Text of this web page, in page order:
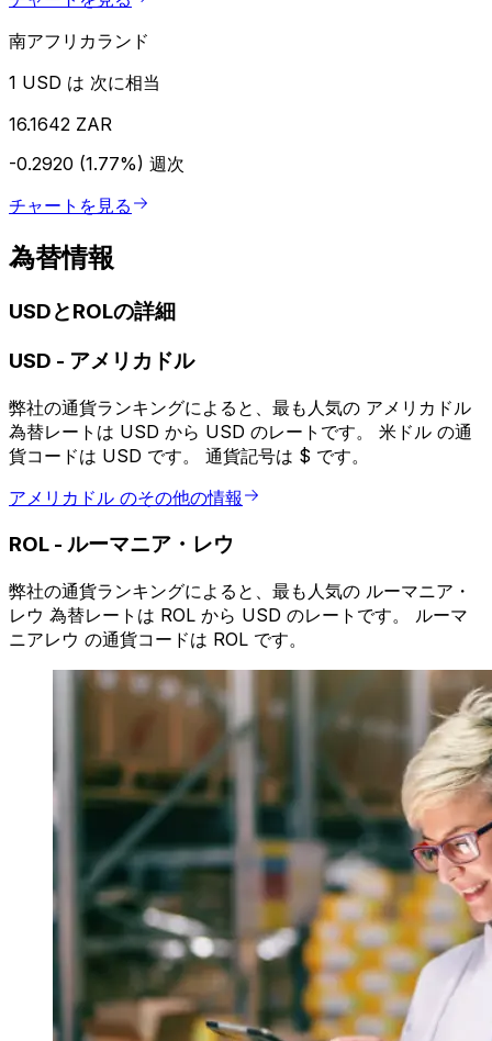
南アフリカランド
1 USD は 次に相当
16.1642 ZAR
-0.2920 (1.77%) 週次
チャートを見る
為替情報
USDとROLの詳細
USD - アメリカドル
弊社の通貨ランキングによると、最も人気の アメリカドル
為替レートは USD から USD のレートです。 米ドル の通
貨コードは USD です。 通貨記号は $ です。
アメリカドル のその他の情報
ROL - ルーマニア・レウ
弊社の通貨ランキングによると、最も人気の ルーマニア・
レウ 為替レートは ROL から USD のレートです。 ルーマ
ニアレウ の通貨コードは ROL です。